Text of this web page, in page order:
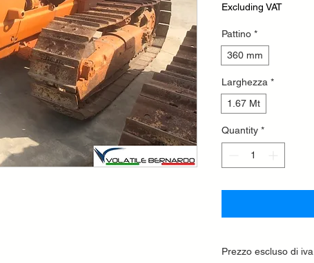
Excluding VAT
Pattino *
360 mm
Larghezza *
1.67 Mt
Quantity *
Prezzo escluso di iva.